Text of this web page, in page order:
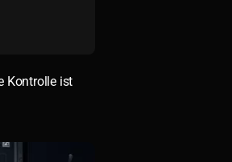
Kontrolle ist